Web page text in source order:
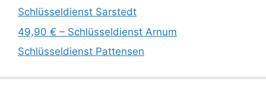
Schlüsseldienst Sarstedt
49,90 € – Schlüsseldienst Arnum
Schlüsseldienst Pattensen